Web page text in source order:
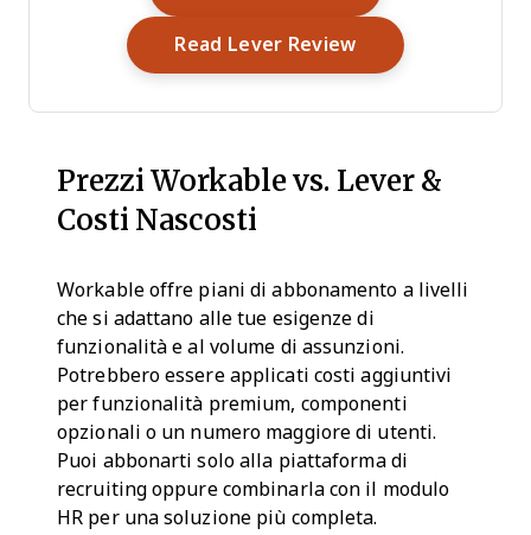
Read Lever ReviewOpens New
Prezzi Workable vs. Lever &
Costi Nascosti
Workable offre piani di abbonamento a livelli
che si adattano alle tue esigenze di
funzionalità e al volume di assunzioni.
Potrebbero essere applicati costi aggiuntivi
per funzionalità premium, componenti
opzionali o un numero maggiore di utenti.
Puoi abbonarti solo alla piattaforma di
recruiting oppure combinarla con il modulo
HR per una soluzione più completa.